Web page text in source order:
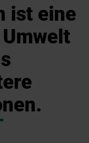
ist eine